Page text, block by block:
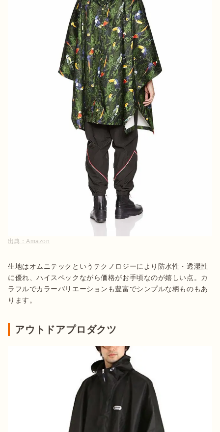
出典：Amazon
生地はオムニテックというテクノロジーにより防水性・透湿性
に優れ、ハイスペックながら価格がお手頃なのが嬉しい点。カ
ラフルでカラーバリエーションも豊富でシンプルな柄ものもあ
ります。
アウトドアプロダクツ